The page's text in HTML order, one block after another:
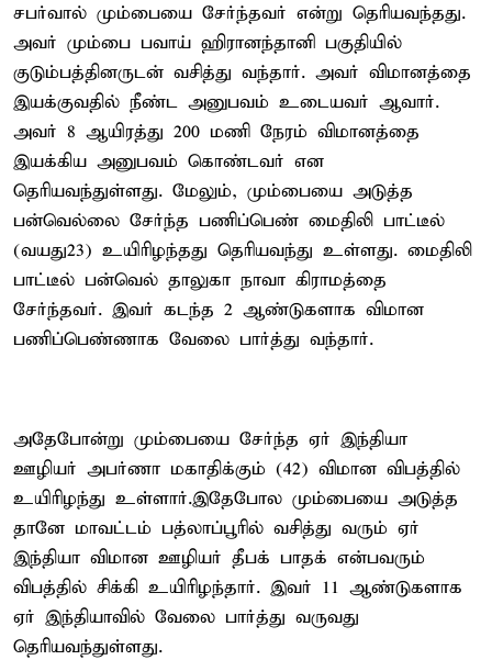
சபர்வால் மும்பையை சேர்ந்தவர் என்று தெரியவந்தது.
அவர் மும்பை பவாய் ஹிரானந்தானி பகுதியில்
குடும்பத்தினருடன் வசித்து வந்தார். அவர் விமானத்தை
இயக்குவதில் நீண்ட அனுபவம் உடையவர் ஆவார்.
அவர் 8 ஆயிரத்து 200 மணி நேரம் விமானத்தை
இயக்கிய அனுபவம் கொண்டவர் என
தெரியவந்துள்ளது. மேலும், மும்பையை அடுத்த
பன்வெல்லை சேர்ந்த பணிப்பெண் மைதிலி பாட்டீல்
(வயது23) உயிரிழந்தது தெரியவந்து உள்ளது. மைதிலி
பாட்டீல் பன்வெல் தாலுகா நாவா கிராமத்தை
சேர்ந்தவர். இவர் கடந்த 2 ஆண்டுகளாக விமான
பணிப்பெண்ணாக வேலை பார்த்து வந்தார்.
அதேபோன்று மும்பையை சேர்ந்த ஏர் இந்தியா
ஊழியர் அபர்ணா மகாதிக்கும் (42) விமான விபத்தில்
உயிரிழந்து உள்ளார்.இதேபோல மும்பையை அடுத்த
தானே மாவட்டம் பத்லாப்பூரில் வசித்து வரும் ஏர்
இந்தியா விமான ஊழியர் தீபக் பாதக் என்பவரும்
விபத்தில் சிக்கி உயிரிழந்தார். இவர் 11 ஆண்டுகளாக
ஏர் இந்தியாவில் வேலை பார்த்து வருவது
தெரியவந்துள்ளது.